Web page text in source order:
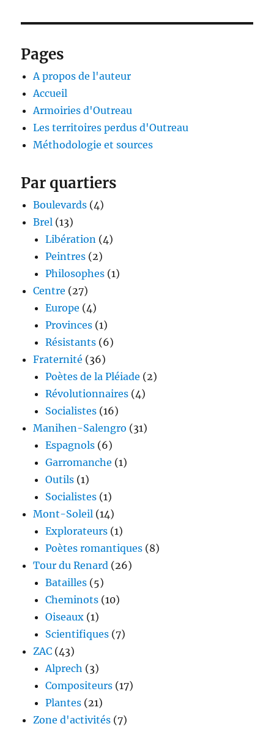
Pages
A propos de l'auteur
Accueil
Armoiries d'Outreau
Les territoires perdus d'Outreau
Méthodologie et sources
Par quartiers
Boulevards (4)
Brel (13)
Libération (4)
Peintres (2)
Philosophes (1)
Centre (27)
Europe (4)
Provinces (1)
Résistants (6)
Fraternité (36)
Poètes de la Pléiade (2)
Révolutionnaires (4)
Socialistes (16)
Manihen-Salengro (31)
Espagnols (6)
Garromanche (1)
Outils (1)
Socialistes (1)
Mont-Soleil (14)
Explorateurs (1)
Poètes romantiques (8)
Tour du Renard (26)
Batailles (5)
Cheminots (10)
Oiseaux (1)
Scientifiques (7)
ZAC (43)
Alprech (3)
Compositeurs (17)
Plantes (21)
Zone d'activités (7)